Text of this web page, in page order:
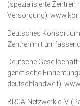
(spezialisierte Zentren
Versorgung):
Deutsches
Zentren mit
Deutsche Gesellschaft
genetische
deutschlandweit):
BRCA-Netzwerk e. V.